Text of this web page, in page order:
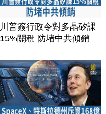
川普簽行政令對多晶矽課
15%關稅 防堵中共傾銷